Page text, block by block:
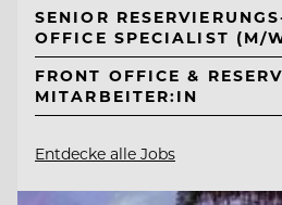
SENIOR
OFFICE SPECIALIST (M/
FRONT OFFICE &
MITARBEITER:IN
Entdecke alle Jobs